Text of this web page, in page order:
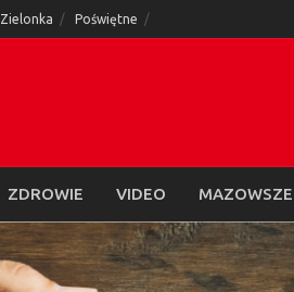
Zielonka Poświętne
ZDROWIE VIDEO MAZOWSZE